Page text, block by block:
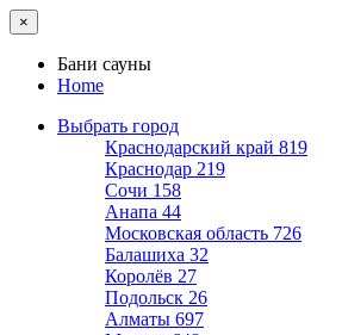
×
Бани сауны
Home
Выбрать город
Краснодарский край 819
Краснодар 219
Сочи 158
Анапа 44
Московская область 726
Балашиха 32
Королёв 27
Подольск 26
Алматы 697